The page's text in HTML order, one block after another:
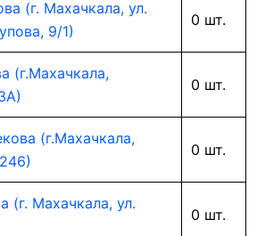
(г. Махачкала, ул.
9/1)
0 шт.
(г.Махачкала,
0 шт.
(г.Махачкала,
0 шт.
(г. Махачкала, ул.
0 шт.